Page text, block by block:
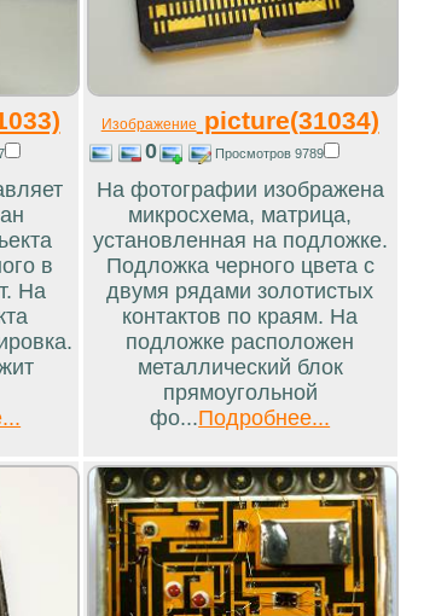
в
На
Изображение picture(31034)
0 Просмотров 9789
На фотографии изображена
микросхема, матрица,
установленная на подложке.
Подложка черного цвета с
двумя рядами золотистых
контактов по краям. На
подложке расположен
металлический блок
прямоугольной
фо...Подробнее...